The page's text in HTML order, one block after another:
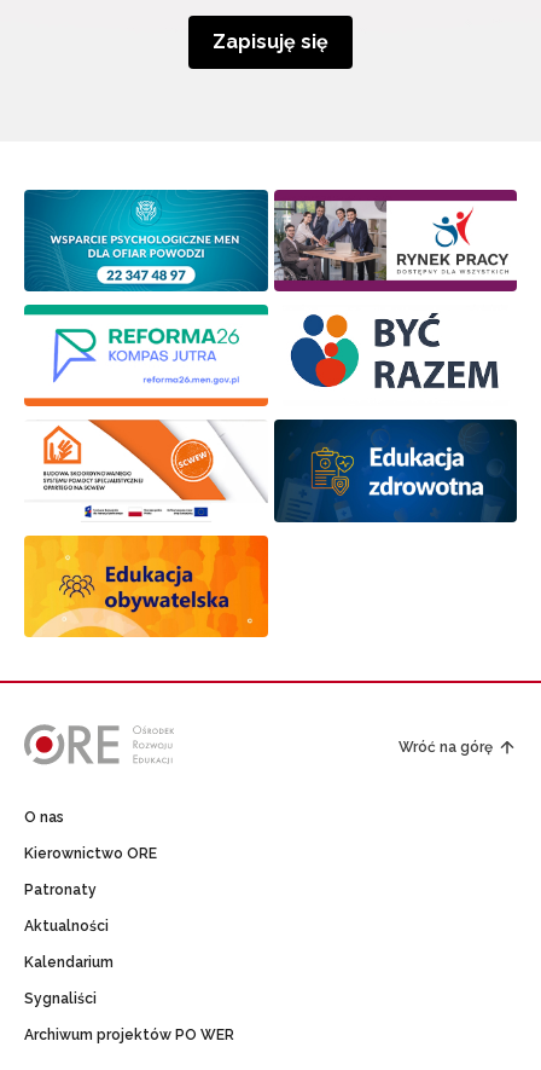
Zapisuję się
Wróć na górę
O nas
Kierownictwo ORE
Patronaty
Aktualności
Kalendarium
Sygnaliści
Archiwum projektów PO WER